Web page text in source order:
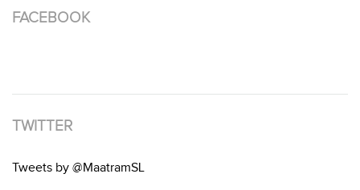
FACEBOOK
TWITTER
Tweets by @MaatramSL